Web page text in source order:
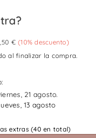
€ (10% descuento)
al finalizar la compra.
21 agosto.
13 agosto
extras (40 en total)